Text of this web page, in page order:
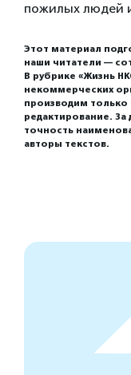
пожилых людей
Этот материал
наши читатели —
В рубрике «Жизнь
некоммерческих
производим
редактирование.
точность
авторы текстов.